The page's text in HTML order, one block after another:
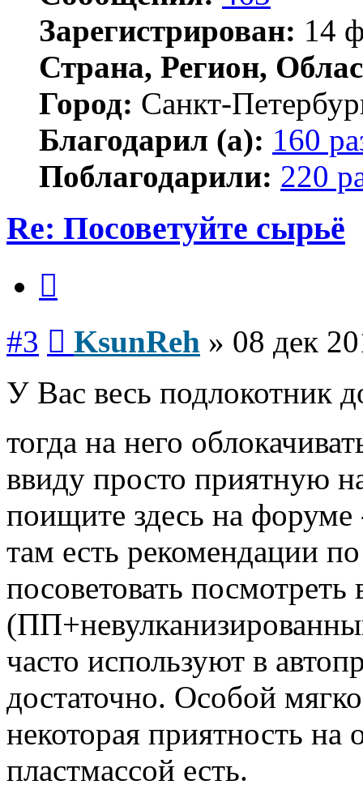
Зарегистрирован: 14
Страна, Регион,
Город: Санкт-
Благодарил (а): 160
Поблагодарили: 220
Re: Посоветуйте сырьё
#3 KsunReh » 08 дек
У Вас весь подлокотник
тогда на него
ввиду просто приятную
поищите здесь на
там есть рекомендации
посоветовать
часто используют в
достаточно. Особой
некоторая приятность
пластмассой есть.